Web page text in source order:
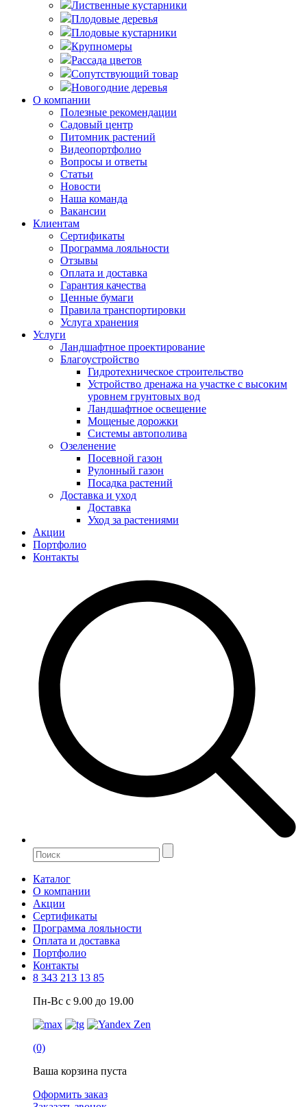
Лиственные кустарники
Плодовые деревья
Плодовые кустарники
Крупномеры
Рассада цветов
Сопутствующий товар
Новогодние деревья
О компании
Полезные рекомендации
Садовый центр
Питомник растений
Видеопортфолио
Вопросы и ответы
Статьи
Новости
Наша команда
Вакансии
Клиентам
Сертификаты
Программа лояльности
Отзывы
Оплата и доставка
Гарантия качества
Ценные бумаги
Правила транспортировки
Услуга хранения
Услуги
Ландшафтное проектирование
Благоустройство
Гидротехническое строительство
Устройство дренажа на участке с высоким
уровнем грунтовых вод
Ландшафтное освещение
Мощеные дорожки
Системы автополива
Озеленение
Посевной газон
Рулонный газон
Посадка растений
Доставка и уход
Доставка
Уход за растениями
Акции
Портфолио
Контакты
Каталог
О компании
Акции
Сертификаты
Программа лояльности
Оплата и доставка
Портфолио
Контакты
8 343 213 13 85
Пн-Вс с 9.00 до 19.00
(0)
Ваша корзина пуста
Оформить заказ